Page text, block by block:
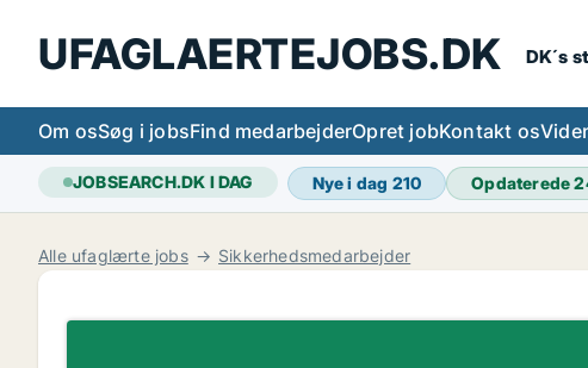
UFAGLAERTEJOBS.DK DK´s
Om osSøg i jobsFind medarbejderOpret jobKontakt os
JOBSEARCH.DK I DAG Nye i dag 210 Opdaterede
Alle ufaglærte jobs Sikkerhedsmedarbejder